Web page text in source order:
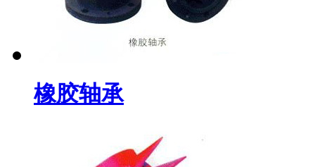
橡胶轴承